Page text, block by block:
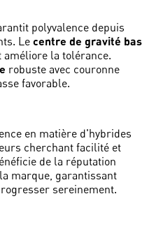
polyvalence depuis
Le centre de gravité bas
la tolérance.
robuste avec couronne
favorable.
en matière d'hybrides
cherchant facilité et
de la réputation
marque, garantissant
sereinement.